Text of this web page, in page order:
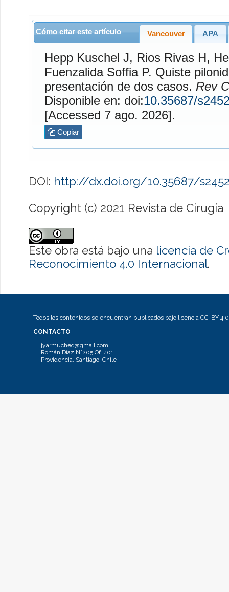
Cómo citar este artículo Vancouver APA
Hepp Kuschel J, Rios RivasH,
Fuenzalida SoffiaP. Quiste pilonidal del ombligo:
presentación de dos casos. Rev
Disponible en: doi:10.35687/
[Accessed 7 ago. 2026].
Copiar
DOI: http://dx.doi.org/10.35687/
Copyright (c) 2021 Revista de Cirugía
Este obra está bajo una licencia de
Reconocimiento 4.0 Internacional.
Todos los contenidos se encuentran publicados bajo licencia CC-BY 4.0
CONTACTO
jyarmuched@gmail.com
Román Díaz N°205 Of. 401.
Providencia, Santiago, Chile